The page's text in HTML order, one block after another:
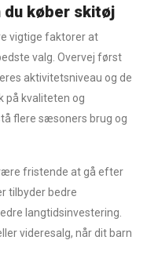
du køber skitøj
vigtige faktorer at
valg. Overvej først
aktivitetsniveau og de
på kvaliteten og
flere sæsoners brug og
fristende at gå efter
tilbyder bedre
langtidsinvestering.
videresalg, når dit barn